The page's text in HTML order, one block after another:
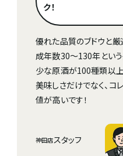
ク！
優れた品質のブドウと
成年数30～130年とい
少な原酒が100種類以上
美味しさだけでなく、コ
値が高いです！
神田店スタッフ